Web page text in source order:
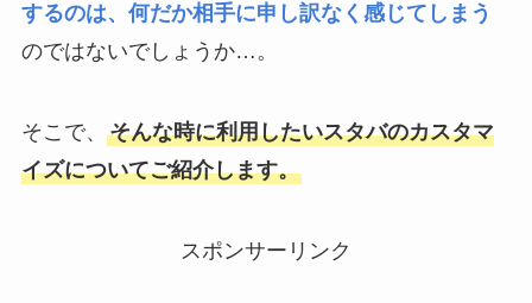
するのは、何だか相手に申し訳なく感じてしまう
のではないでしょうか…。
そこで、 そんな時に利用したいスタバのカスタマ
イズについてご紹介します。
スポンサーリンク